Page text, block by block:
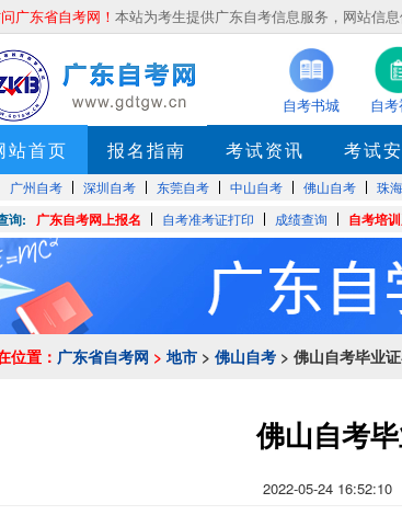
广东省自考网！ 本站为考生提供广东自考信息服务，网站信
自考书城 自
站首页 报名指南 考试资讯 考试
广州自考 深圳自考 东莞自考 中山自考 佛山自考 珠
询: 广东自考网上报名 自考准考证打印 成绩查询 自考培
位置： 广东省自考网 > 地市 > 佛山自考 > 佛山自考毕业
佛山自考
2022-05-24